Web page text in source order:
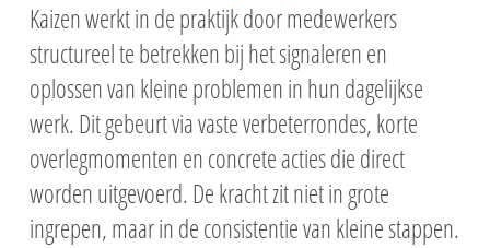
Kaizen werkt in de praktijk door medewerkers
structureel te betrekken bij het signaleren en
oplossen van kleine problemen in hun dagelijkse
werk. Dit gebeurt via vaste verbeterrondes, korte
overlegmomenten en concrete acties die direct
worden uitgevoerd. De kracht zit niet in grote
ingrepen, maar in de consistentie van kleine stappen.